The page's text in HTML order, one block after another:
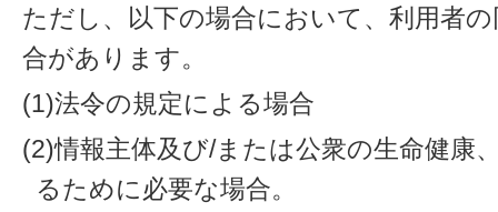
ただし、以下の場合において、利用者
合があります。
(1)法令の規定による場合
(2)情報主体及び/または公衆の生命健康
るために必要な場合。